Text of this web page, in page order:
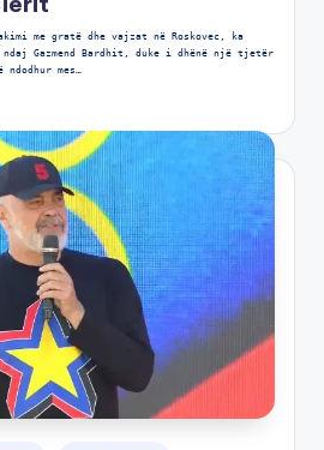
me gratë dhe vajzat në Roskovec, ka
ndaj Gazmend Bardhit, duke i dhënë një tjetër
mes…